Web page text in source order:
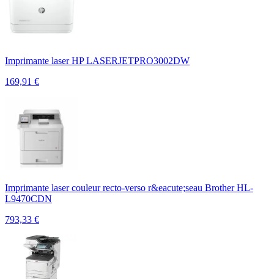
Imprimante laser HP LASERJETPRO3002DW
169,91 €
Imprimante laser couleur recto-verso r&eacute;seau Brother HL-
L9470CDN
793,33 €